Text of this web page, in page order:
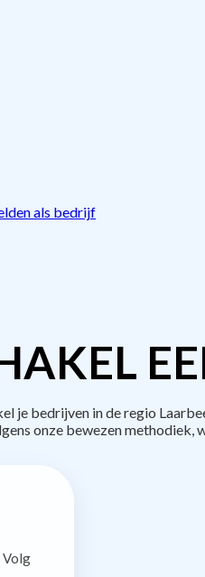
als bedrijf
je bedrijven in de regio
onze bewezen methodiek,
Volg